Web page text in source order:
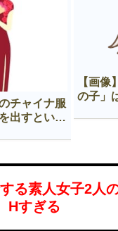
チャイナ服
出すという
【画
の子」
る素人女子2人
Hすぎる